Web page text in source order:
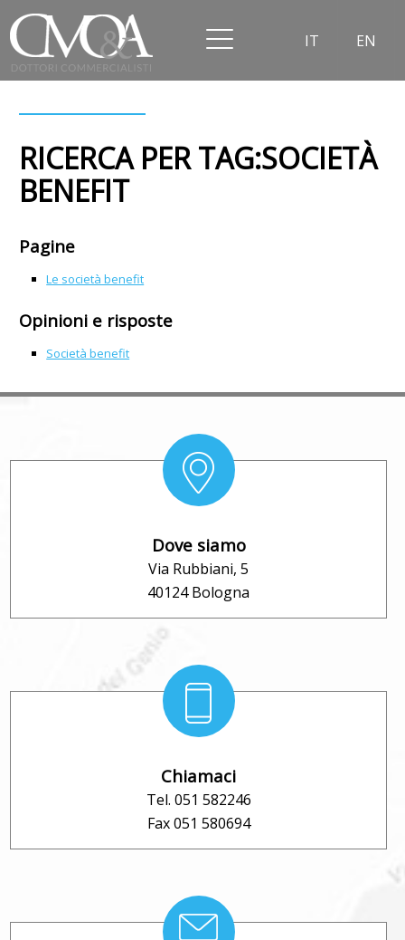
IT EN
RICERCA PER TAG:SOCIETÀ
BENEFIT
Pagine
Le società benefit
Opinioni e risposte
Società benefit
Dove siamo
Via Rubbiani, 5
40124 Bologna
Chiamaci
Tel. 051 582246
Fax 051 580694